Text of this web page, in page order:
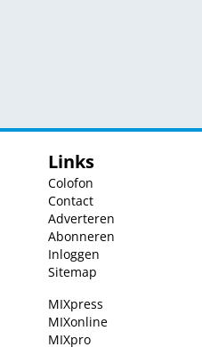
Links
Colofon
Contact
Adverteren
Abonneren
Inloggen
Sitemap
MIXpress
MIXonline
MIXpro